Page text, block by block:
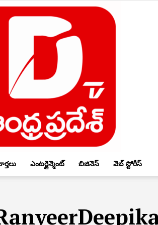
ఎంటర్టైన్మెంట్ బిజినెస్ వెబ్ స్టోరీస్